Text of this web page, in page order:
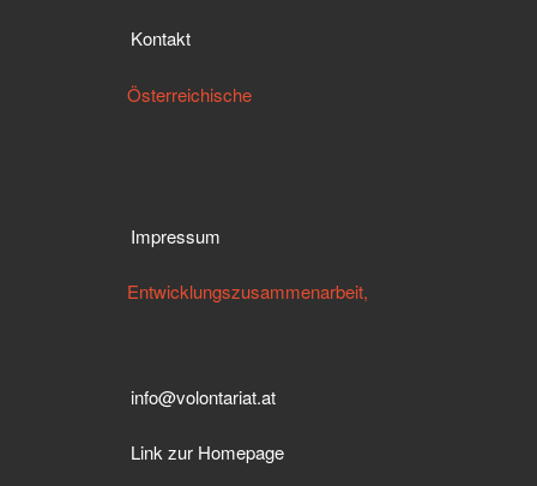
Kontakt
Österreichische
Impressum
Entwicklungszusammenarbeit,
info@volontariat.at
Link zur Homepage